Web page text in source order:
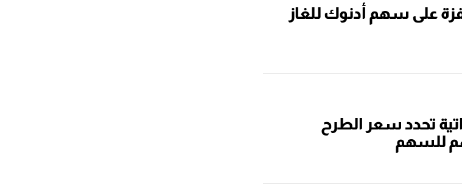
على سهم أدنوك للغاز
تحدد سعر الطرح